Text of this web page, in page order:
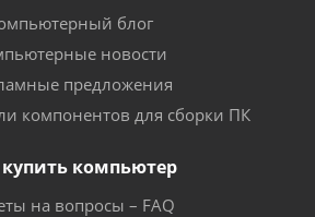
блог
новости
предложения
компонентов для сборки ПК
компьютер
на вопросы – FAQ